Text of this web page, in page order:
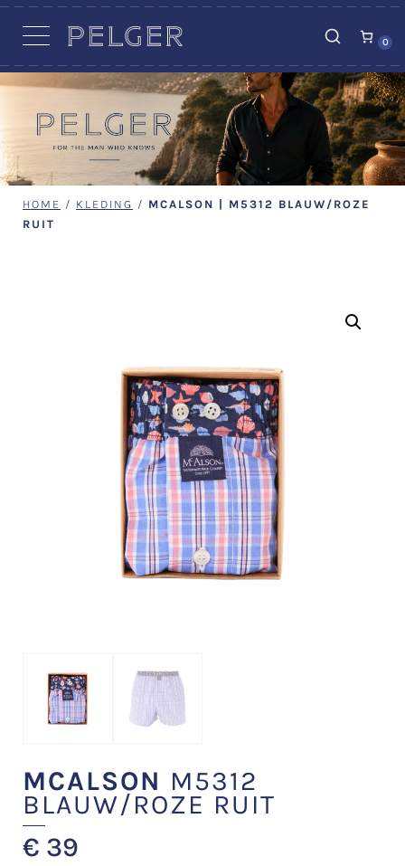
0
HOME / KLEDING / MCALSON | M5312 BLAUW/ROZE
RUIT
MCALSON M5312
BLAUW/ROZE RUIT
€ 39